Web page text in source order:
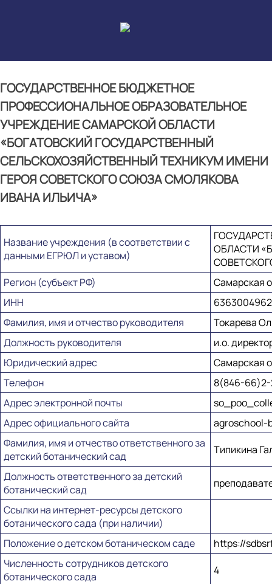
ГОСУДАРСТВЕННОЕ БЮДЖЕТНОЕ
ПРОФЕССИОНАЛЬНОЕ ОБРАЗОВАТЕЛЬНОЕ
УЧРЕЖДЕНИЕ САМАРСКОЙ ОБЛАСТИ
«БОГАТОВСКИЙ ГОСУДАРСТВЕННЫЙ
СЕЛЬСКОХОЗЯЙСТВЕННЫЙ ТЕХНИКУМ ИМЕНИ
ГЕРОЯ СОВЕТСКОГО СОЮЗА СМОЛЯКОВА
ИВАНА ИЛЬИЧА»
Название учреждения (в соответствии с
данными ЕГРЮЛ и уставом)
ОБЛАСТИ
Регион (субъект РФ)
Самарская
ИНН
6363004962
Фамилия, имя и отчество руководителя
Токарева
Должность руководителя
и.о.
Юридический адрес
Самарская
Телефон
8(846-
Адрес электронной почты
Адрес официального сайта
agroschool-
Фамилия, имя и отчество ответственного за
детский ботанический сад
Типикина
Должность ответственного за детский
ботанический сад
Ссылки на интернет-ресурсы детского
ботанического сада (при наличии)
Положение о детском ботаническом саде
https://
Численность сотрудников детского
ботанического сада
4